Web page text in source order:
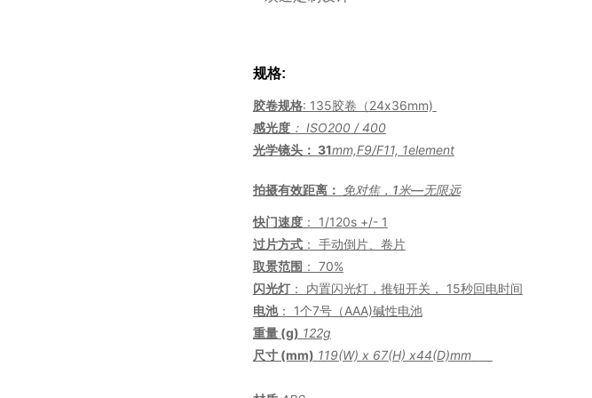
规格:
胶卷规格: 135胶卷（24x36mm)
感光度： ISO200 / 400
光学镜头： 31mm,F9/F11, 1element
拍摄有效距离： 免对焦，1米—无限远
快门速度： 1/120s +/- 1
过片方式： 手动倒片、卷片
取景范围 ： 70%
闪光灯： 内置闪光灯，推钮开关， 15秒回电时间
电池： 1个7号（AAA)碱性电池
重量 (g) 122g
尺寸 (mm) 119(W) x 67(H) x44(D)mm